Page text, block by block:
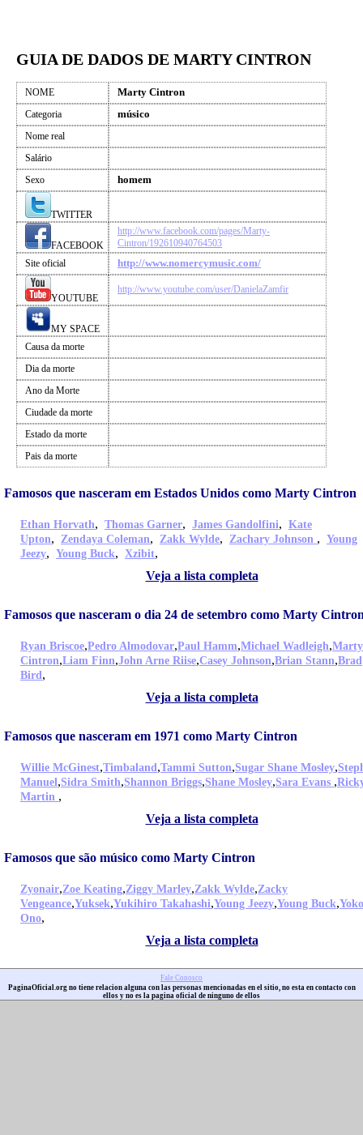
GUIA DE DADOS DE MARTY CINTRON
NOME Marty Cintron
Categoria músico
Nome real
Salário
Sexo
homem
TWITTER
FACEBOOK
http://www.facebook.com/pages/Marty-
Cintron/192610940764503
Site oficial
http://www.nomercymusic.com/
YOUTUBE
http://www.youtube.com/user/DanielaZamfir
MY SPACE
Causa da morte
Dia da morte
Ano da Morte
Ciudade da morte
Estado da morte
Pais da morte
Famosos que nasceram em Estados Unidos como Marty Cintron
Ethan Horvath, Thomas Garner, James Gandolfini, Kate
Upton, Zendaya Coleman, Zakk Wylde, Zachary Johnson , Young
Jeezy, Young Buck, Xzibit,
Veja a lista completa
Famosos que nasceram o dia 24 de setembro como Marty
Ryan Briscoe,Pedro Almodovar,Paul Hamm,Michael Wadleigh,Marty
Cintron,Liam Finn,John Arne Riise,Casey Johnson,Brian Stann,Brad
Bird,
Veja a lista completa
Famosos que nasceram em 1971 como Marty Cintron
Willie McGinest,Timbaland,Tammi Sutton,Sugar Shane Mosley,
Manuel,Sidra Smith,Shannon Briggs,Shane Mosley,Sara Evans ,
Martin ,
Veja a lista completa
Famosos que são músico como Marty Cintron
Zyonair,Zoe Keating,Ziggy Marley,Zakk Wylde,Zacky
Vengeance,Yuksek,Yukihiro Takahashi,Young Jeezy,Young Buck,Yoko
Ono,
Veja a lista completa
Fale Conosco
PaginaOficial.org no tiene relacion alguna con las personas mencionadas en el sitio, no esta en contacto con
ellos y no es la pagina oficial de ninguno de ellos